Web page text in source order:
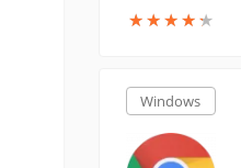
★★★★★
★★★★★
Windows